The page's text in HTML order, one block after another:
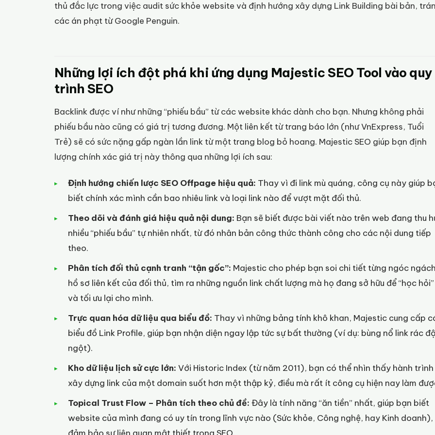
thủ đắc lực trong việc audit sức khỏe website và định hướng xây dựng Link Building bài bản,
các án phạt từ Google Penguin.
Những lợi ích đột phá khi ứng dụng Majestic SEO Tool vào quy
trình SEO
Backlink được ví như những “phiếu bầu” từ các website khác dành cho bạn. Nhưng không phải
phiếu bầu nào cũng có giá trị tương đương. Một liên kết từ trang báo lớn (như VnExpress, Tuổi
Trẻ) sẽ có sức nặng gấp ngàn lần link từ một trang blog bỏ hoang. Majestic SEO giúp bạn định
lượng chính xác giá trị này thông qua những lợi ích sau:
Định hướng chiến lược SEO Offpage hiệu quả: Thay vì đi link mù quáng, công cụ này giúp
biết chính xác mình cần bao nhiêu link và loại link nào để vượt mặt đối thủ.
Theo dõi và đánh giá hiệu quả nội dung: Bạn sẽ biết được bài viết nào trên web đang thu
nhiều “phiếu bầu” tự nhiên nhất, từ đó nhân bản công thức thành công cho các nội dung tiếp
theo.
Phân tích đối thủ cạnh tranh “tận gốc”: Majestic cho phép bạn soi chi tiết từng ngóc ngách
hồ sơ liên kết của đối thủ, tìm ra những nguồn link chất lượng mà họ đang sở hữu để “học hỏi”
và tối ưu lại cho mình.
Trực quan hóa dữ liệu qua biểu đồ: Thay vì những bảng tính khô khan, Majestic cung cấp
biểu đồ Link Profile, giúp bạn nhận diện ngay lập tức sự bất thường (ví dụ: bùng nổ link rác
ngột).
Kho dữ liệu lịch sử cực lớn: Với Historic Index (từ năm 2011), bạn có thể nhìn thấy hành trình
xây dựng link của một domain suốt hơn một thập kỷ, điều mà rất ít công cụ hiện nay làm
Topical Trust Flow – Phân tích theo chủ đề: Đây là tính năng “ăn tiền” nhất, giúp bạn biết
website của mình đang có uy tín trong lĩnh vực nào (Sức khỏe, Công nghệ, hay Kinh doanh),